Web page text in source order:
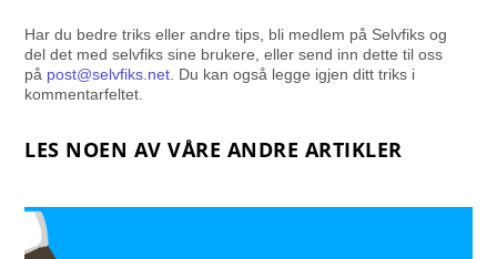
Har du bedre triks eller andre tips, bli medlem på Selvfiks og
del det med selvfiks sine brukere, eller send inn dette til oss
på post@selvfiks.net . Du kan også legge igjen ditt triks i
kommentarfeltet.
LES NOEN AV VÅRE ANDRE ARTIKLER